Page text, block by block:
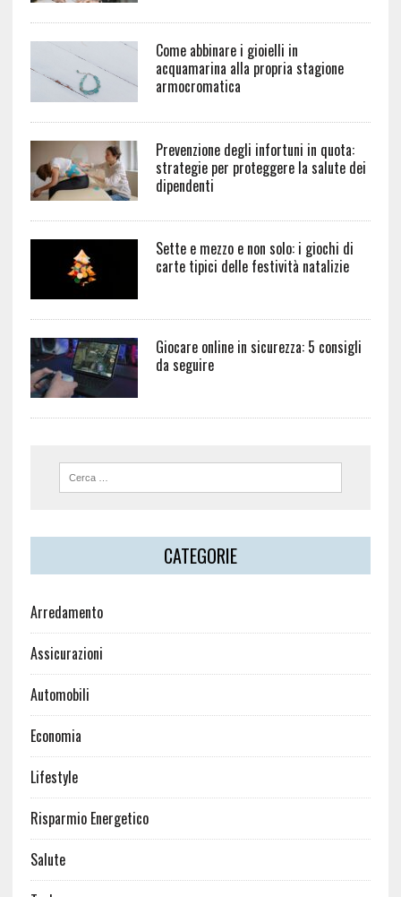
Come abbinare i gioielli in
acquamarina alla propria stagione
armocromatica
Prevenzione degli infortuni in quota:
strategie per proteggere la salute dei
dipendenti
Sette e mezzo e non solo: i giochi di
carte tipici delle festività natalizie
Giocare online in sicurezza: 5 consigli
da seguire
CATEGORIE
Arredamento
Assicurazioni
Automobili
Economia
Lifestyle
Risparmio Energetico
Salute